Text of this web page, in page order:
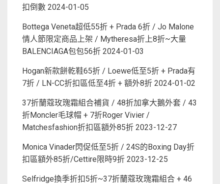
扣倒數 2024-01-05
Bottega Veneta超低55折 + Prada 6折 / Jo Malone
情人節限定商品上架 / Mytheresa折上8折~大量
BALENCIAGA包包56折 2024-01-03
Hogan新款餅乾鞋65折 / Loewe低至5折 + Prada有
7折 / LN-CC折扣區低至4折 + 額外8折 2024-01-02
37折蘭蔻玫瑰霜組合補貨 / 48折加拿大鵝外套 / 43
折Moncler毛球帽 + 7折Roger Vivier /
Matchesfashion折扣區額外85折 2023-12-27
Monica Vinader閃促低至5折 / 24S的Boxing Day折
扣區額外85折/Cettire限時9折 2023-12-25
Selfridge換季折扣5折~37折蘭蔻玫瑰霜組合 + 46